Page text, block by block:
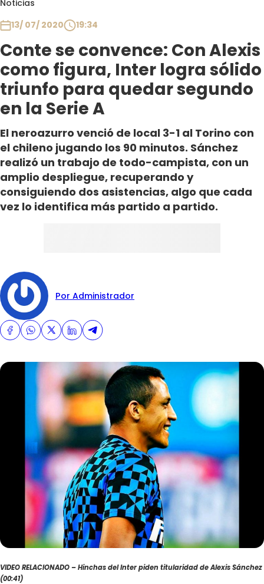
Noticias
13/ 07/ 2020
19:34
Conte se convence: Con Alexis
como figura, Inter logra sólido
triunfo para quedar segundo
en la Serie A
El neroazurro venció de local 3-1 al Torino con
el chileno jugando los 90 minutos. Sánchez
realizó un trabajo de todo-campista, con un
amplio despliegue, recuperando y
consiguiendo dos asistencias, algo que cada
vez lo identifica más partido a partido.
Por Administrador
VIDEO RELACIONADO – Hinchas del Inter piden titularidad de Alexis Sánchez
(00:41)
Club De La Comedia
Contigo en Directo
Plan Perfecto
El Tiempo
Sabingo
Todos Los Programas